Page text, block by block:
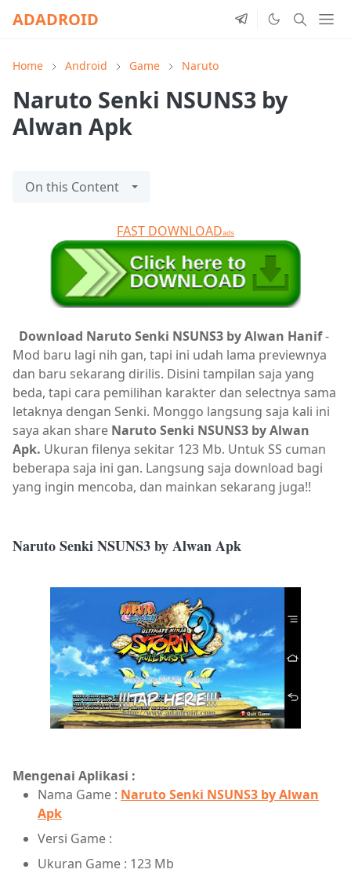
ADADROID
Home Android Game Naruto
Naruto Senki NSUNS3 by
Alwan Apk
On this Content
FAST DOWNLOADads
Download Naruto Senki NSUNS3 by Alwan Hanif-
Mod baru lagi nih gan, tapi ini udah lama previewnya
dan baru sekarang dirilis. Disini tampilan saja yang
beda, tapi cara pemilihan karakter dan selectnya sama
letaknya dengan Senki. Monggo langsung saja kali ini
saya akan share Naruto Senki NSUNS3 by Alwan
Apk. Ukuran filenya sekitar 123 Mb. Untuk SS cuman
beberapa saja ini gan. Langsung saja download bagi
yang ingin mencoba, dan mainkan sekarang juga!!
Naruto Senki NSUNS3 by Alwan Apk
Mengenai Aplikasi :
Nama Game : Naruto Senki NSUNS3 by Alwan
Apk
Versi Game :
Ukuran Game : 123 Mb